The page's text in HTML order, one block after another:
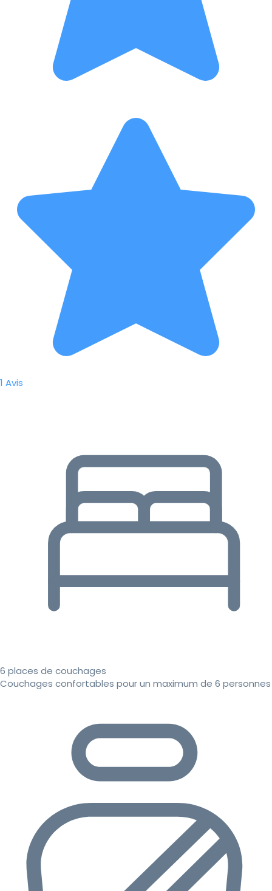
1 Avis
6 places de couchages
Couchages confortables pour un maximum de 6 personnes